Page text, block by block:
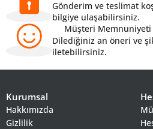
Gönderim ve teslimat
bilgiye ulaşabilirsiniz.
Müşteri Memnuniyeti
Dilediğiniz an öneri ve
iletebilirsiniz.
Kurumsal
Hakkımızda
Gizlilik